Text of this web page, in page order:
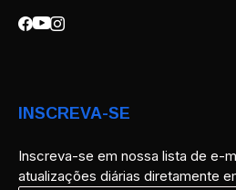
INSCREVA-SE
Inscreva-se em nossa lista de e-
atualizações diárias diretamente